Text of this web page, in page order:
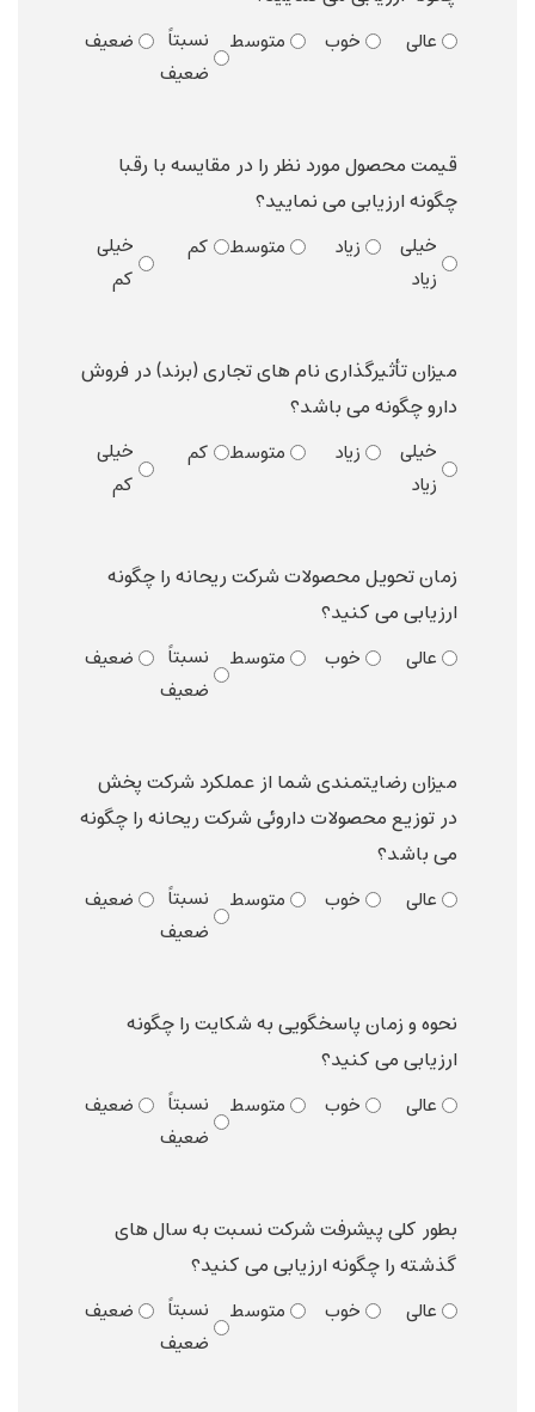
عالی خوب متوسط
نسبتاً
ضعیف
ضعیف
قیمت محصول مورد نظر را در مقایسه با رقبا
چگونه ارزیابی می نمایید؟
خیلی
زیاد
زیاد متوسط کم
خیلی
کم
میزان تأثیرگذاری نام های تجاری (برند) در فروش
دارو چگونه می باشد؟
خیلی
زیاد
زیاد متوسط کم
خیلی
کم
زمان تحویل محصولات شرکت ریحانه را چگونه
ارزیابی می کنید؟
عالی خوب متوسط
نسبتاً
ضعیف
ضعیف
میزان رضایتمندی شما از عملکرد شرکت پخش
در توزیع محصولات داروئی شرکت ریحانه را چگونه
می باشد؟
عالی خوب متوسط
نسبتاً
ضعیف
ضعیف
نحوه و زمان پاسخگویی به شکایت را چگونه
ارزیابی می کنید؟
عالی خوب متوسط
نسبتاً
ضعیف
ضعیف
بطور کلی پیشرفت شرکت نسبت به سال های
گذشته را چگونه ارزیابی می کنید؟
عالی خوب متوسط
نسبتاً
ضعیف
ضعیف